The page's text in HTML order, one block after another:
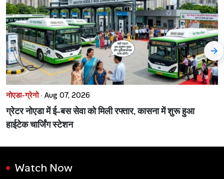
नोएडा-ग्रेनो · Aug 07, 2026
ग्रेटर नोएडा में ई-बस सेवा को मिली रफ्तार, कासना में शुरू हुआ
हाईटेक चार्जिंग स्टेशन
Watch Now